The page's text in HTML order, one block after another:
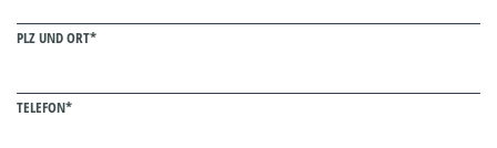
PLZ UND ORT*
TELEFON*